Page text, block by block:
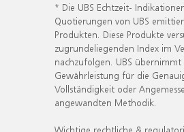
* Die UBS Echtzeit-
Quotierungen von UBS
Produkten. Diese Produkte
zugrundeliegenden Index im
nachzufolgen. UBS übernimmt
Gewährleistung für die
Vollständigkeit oder
angewandten Methodik.